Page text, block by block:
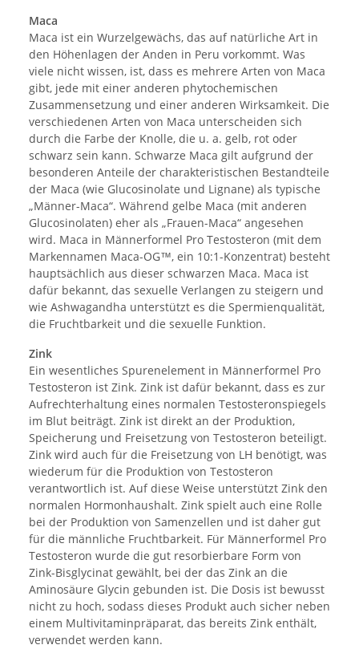
Maca
Maca ist ein Wurzelgewächs, das auf natürliche Art in
den Höhenlagen der Anden in Peru vorkommt. Was
viele nicht wissen, ist, dass es mehrere Arten von Maca
gibt, jede mit einer anderen phytochemischen
Zusammensetzung und einer anderen Wirksamkeit. Die
verschiedenen Arten von Maca unterscheiden sich
durch die Farbe der Knolle, die u. a. gelb, rot oder
schwarz sein kann. Schwarze Maca gilt aufgrund der
besonderen Anteile der charakteristischen Bestandteile
der Maca (wie Glucosinolate und Lignane) als typische
„Männer-Maca“. Während gelbe Maca (mit anderen
Glucosinolaten) eher als „Frauen-Maca“ angesehen
wird. Maca in Männerformel Pro Testosteron (mit dem
Markennamen Maca-OG™, ein 10:1-Konzentrat) besteht
hauptsächlich aus dieser schwarzen Maca. Maca ist
dafür bekannt, das sexuelle Verlangen zu steigern und
wie Ashwagandha unterstützt es die Spermienqualität,
die Fruchtbarkeit und die sexuelle Funktion.
Zink
Ein wesentliches Spurenelement in Männerformel Pro
Testosteron ist Zink. Zink ist dafür bekannt, dass es zur
Aufrechterhaltung eines normalen Testosteronspiegels
im Blut beiträgt. Zink ist direkt an der Produktion,
Speicherung und Freisetzung von Testosteron beteiligt.
Zink wird auch für die Freisetzung von LH benötigt, was
wiederum für die Produktion von Testosteron
verantwortlich ist. Auf diese Weise unterstützt Zink den
normalen Hormonhaushalt. Zink spielt auch eine Rolle
bei der Produktion von Samenzellen und ist daher gut
für die männliche Fruchtbarkeit. Für Männerformel Pro
Testosteron wurde die gut resorbierbare Form von
Zink-Bisglycinat gewählt, bei der das Zink an die
Aminosäure Glycin gebunden ist. Die Dosis ist bewusst
nicht zu hoch, sodass dieses Produkt auch sicher neben
einem Multivitaminpräparat, das bereits Zink enthält,
verwendet werden kann.